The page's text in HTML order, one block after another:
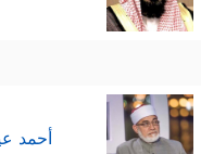
أحمد